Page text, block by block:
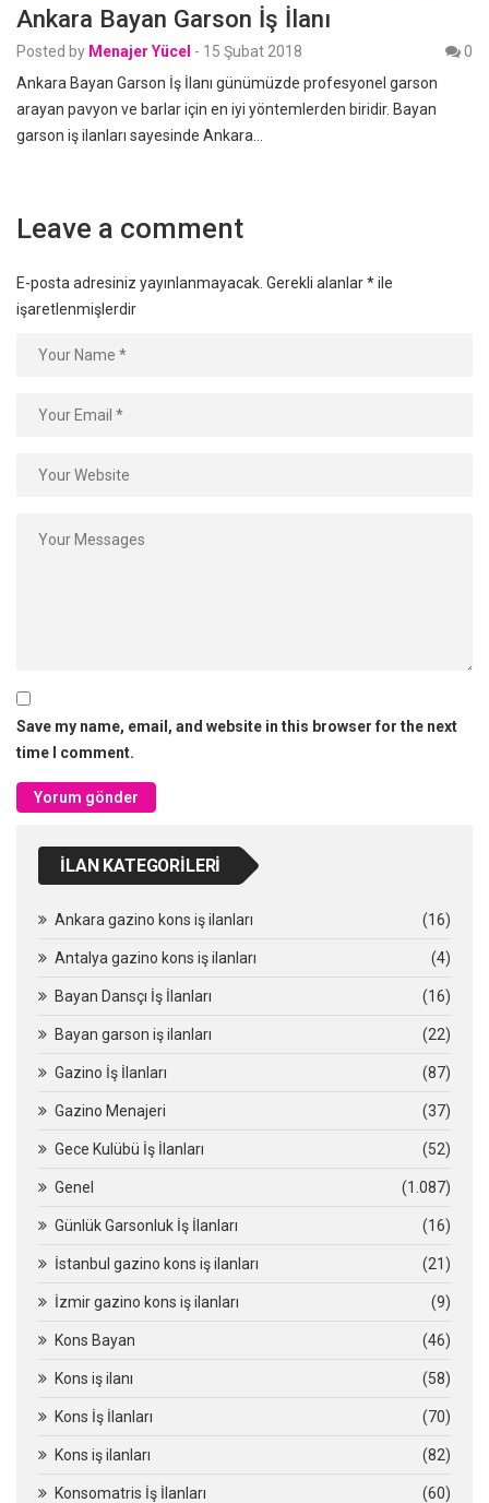
Ankara Bayan Garson İş İlanı
Posted by Menajer Yücel - 15 Şubat 2018
0
Ankara Bayan Garson İş İlanı günümüzde profesyonel garson
arayan pavyon ve barlar için en iyi yöntemlerden biridir. Bayan
garson iş ilanları sayesinde Ankara…
Leave a comment
E-posta adresiniz yayınlanmayacak. Gerekli alanlar*ile
işaretlenmişlerdir
Save my name, email, and website in this browser for the next
time I comment.
İLAN KATEGORILERI
Ankara gazino kons iş ilanları (16)
Antalya gazino kons iş ilanları (4)
Bayan Dansçı İş İlanları (16)
Bayan garson iş ilanları (22)
Gazino İş İlanları (87)
Gazino Menajeri (37)
Gece Kulübü İş İlanları (52)
Genel (1.087)
Günlük Garsonluk İş İlanları (16)
İstanbul gazino kons iş ilanları (21)
İzmir gazino kons iş ilanları (9)
Kons Bayan (46)
Kons iş ilanı (58)
Kons İş İlanları (70)
Kons iş ilanları (82)
Konsomatris İş İlanları (60)